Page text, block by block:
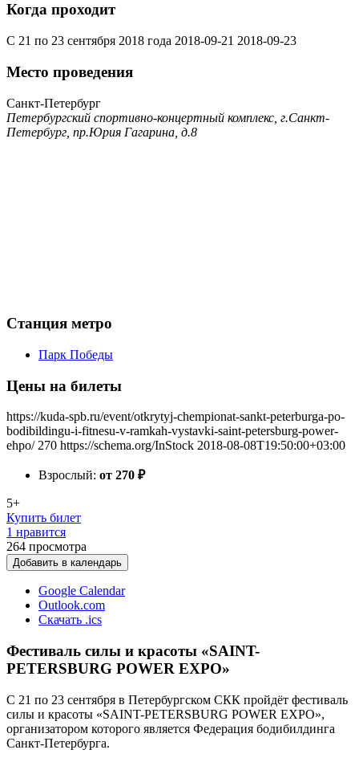
Когда проходит
С 21 по 23 сентября 2018 года 2018-09-21 2018-09-23
Место проведения
Санкт-Петербург
Петербургский спортивно-концертный комплекс, г.Санкт-
Петербург, пр.Юрия Гагарина, д.8
Станция метро
Парк Победы
Цены на билеты
https://kuda-spb.ru/event/otkrytyj-chempionat-sankt-peterburga-po-
bodibildingu-i-fitnesu-v-ramkah-vystavki-saint-petersburg-power-
ehpo/ 270 https://schema.org/InStock 2018-08-08T19:50:00+03:00
Взрослый: от 270 ₽
5+
Купить билет
1 нравится
264 просмотра
Добавить в календарь
Google Calendar
Outlook.com
Скачать .ics
Фестиваль силы и красоты «SAINT-
PETERSBURG POWER EXPO»
С 21 по 23 сентября в Петербургском СКК пройдёт фестиваль
силы и красоты «SAINT-PETERSBURG POWER EXPO»,
организатором которого является Федерация бодибилдинга
Санкт-Петербурга.